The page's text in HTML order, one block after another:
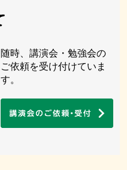
随時、講演会・勉強会の
ご依頼を受け付けていま
す。